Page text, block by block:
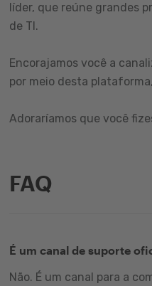
líder, que reúne grandes
de TI.
Encorajamos você a
por meio desta
Adoraríamos que você
FAQ
É um canal de suporte
Não. É um canal para a